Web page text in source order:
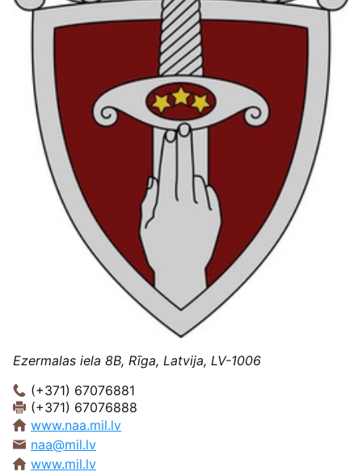
Ezermalas iela 8B, Rīga, Latvija, LV-1006
(+371) 67076881
(+371) 67076888
www.naa.mil.lv
naa@mil.lv
www.mil.lv